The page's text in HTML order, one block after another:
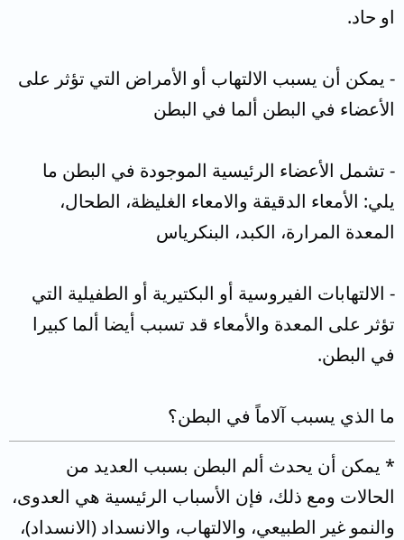
او حاد.
- يمكن أن يسبب الالتهاب أو الأمراض التي تؤثر على
الأعضاء في البطن ألما في البطن
- تشمل الأعضاء الرئيسية الموجودة في البطن ما
يلي: الأمعاء الدقيقة والامعاء الغليظة، الطحال،
المعدة المرارة، الكبد، البنكرياس
- الالتهابات الفيروسية أو البكتيرية أو الطفيلية التي
تؤثر على المعدة والأمعاء قد تسبب أيضا ألما كبيرا
في البطن.
ما الذي يسبب آلاماً في البطن؟
* يمكن أن يحدث ألم البطن بسبب العديد من
الحالات ومع ذلك، فإن الأسباب الرئيسية هي العدوى،
والنمو غير الطبيعي، والالتهاب، والانسداد (الانسداد)،